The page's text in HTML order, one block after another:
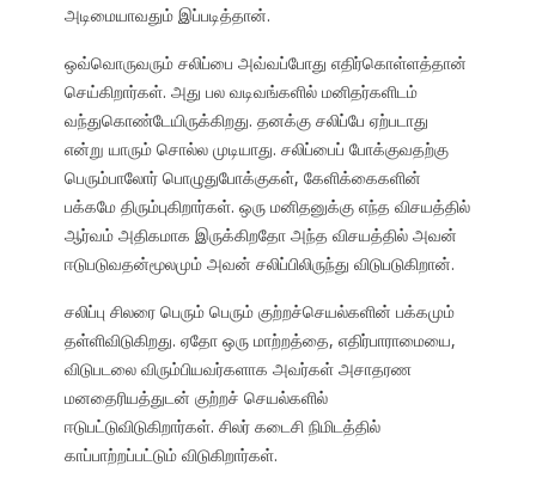
அடிமையாவதும் இப்படித்தான்.
ஒவ்வொருவரும் சலிப்பை அவ்வப்போது எதிர்கொள்ளத்தான்
செய்கிறார்கள். அது பல வடிவங்களில் மனிதர்களிடம்
வந்துகொண்டேயிருக்கிறது. தனக்கு சலிப்பே ஏற்படாது
என்று யாரும் சொல்ல முடியாது. சலிப்பைப் போக்குவதற்கு
பெரும்பாலோர் பொழுதுபோக்குகள், கேளிக்கைகளின்
பக்கமே திரும்புகிறார்கள். ஒரு மனிதனுக்கு எந்த விசயத்தில்
ஆர்வம் அதிகமாக இருக்கிறதோ அந்த விசயத்தில் அவன்
ஈடுபடுவதன்மூலமும் அவன் சலிப்பிலிருந்து விடுபடுகிறான்.
சலிப்பு சிலரை பெரும் பெரும் குற்றச்செயல்களின் பக்கமும்
தள்ளிவிடுகிறது. ஏதோ ஒரு மாற்றத்தை, எதிர்பாராமையை,
விடுபடலை விரும்பியவர்களாக அவர்கள் அசாதரண
மனதைரியத்துடன் குற்றச் செயல்களில்
ஈடுபட்டுவிடுகிறார்கள். சிலர் கடைசி நிமிடத்தில்
காப்பாற்றப்பட்டும் விடுகிறார்கள்.